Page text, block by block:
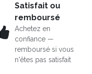
Satisfait ou
remboursé
Achetez en
confiance —
remboursé si vous
n'êtes pas satisfait